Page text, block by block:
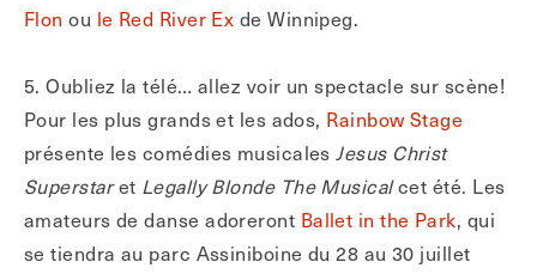
Flon ou le Red River Ex de Winnipeg.
5. Oubliez la télé… allez voir un spectacle sur scène!
Pour les plus grands et les ados, Rainbow Stage
présente les comédies musicalesJesus Christ
Superstaret Legally Blonde The Musicalcet été. Les
amateurs de danse adoreront Ballet in the Park, qui
se tiendra au parc Assiniboine du 28 au 30 juillet